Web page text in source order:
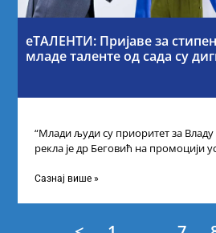
еТАЛЕНТИ: Пријаве за
младе таленте од сада су
“Млади људи су приоритет за Владу
рекла је др Беговић на промоцији
Сазнај више »